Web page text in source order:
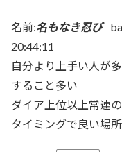
名前:名もなき忍び
20:44:11
自分より上手い人が
すること多い
ダイア上位以上常連
タイミングで良い場